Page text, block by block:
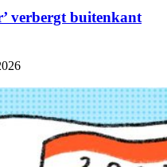
verbergt buitenkant